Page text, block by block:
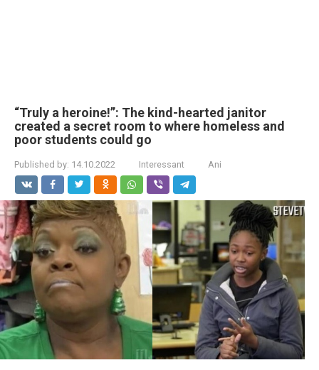
“Truly a heroine!”: The kind-hearted janitor
created a secret room to where homeless and
poor students could go
Published by: 14.10.2022 Interessant Ani